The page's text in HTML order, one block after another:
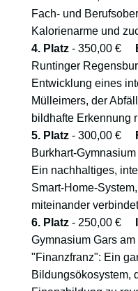
Fach- und
Kalorienarme und
4. Platz - 350,00 €
Runtinger
Entwicklung eines
Mülleimers, der
bildhafte Erkennung
5. Platz - 300,00 €
Burkhart-
Ein nachhaltiges,
Smart-Home-
miteinander
6. Platz - 250,00 €
Gymnasium Gars am
"Finanzfranz": Ein
Bildungsökosystem,